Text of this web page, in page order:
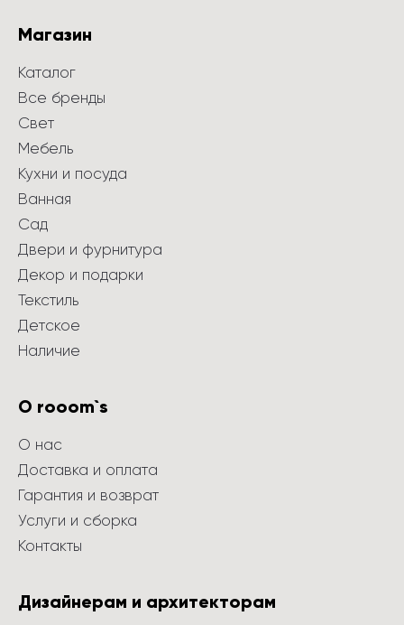
Магазин
Каталог
Все бренды
Свет
Мебель
Кухни и посуда
Ванная
Сад
Двери и фурнитура
Декор и подарки
Текстиль
Детское
Наличие
О rooom`s
О нас
Доставка и оплата
Гарантия и возврат
Услуги и сборка
Контакты
Дизайнерам и архитекторам